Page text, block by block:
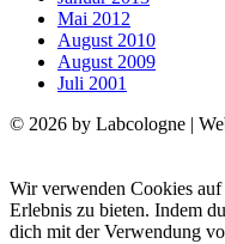
Mai 2012
August 2010
August 2009
Juli 2001
© 2026 by Labcologne |
Wir verwenden Cookies auf
Erlebnis zu bieten. Indem
dich mit der Verwendung